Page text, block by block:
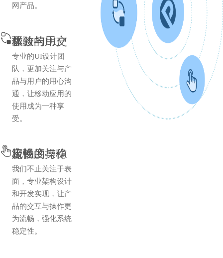
网产品。
极致的用户体验与UI交互
专业的UI设计团
队，更加关注与产
品与用户的用心沟
通，让移动应用的
使用成为一种享
受。
极强的操作流畅度与稳定性
我们不止关注于表
面，专业架构设计
和开发实现，让产
品的交互与操作更
为流畅，强化系统
稳定性。